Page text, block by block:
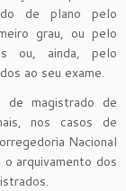
de plano pelo
grau, ou pelo
ou, ainda, pelo
ao seu exame.
magistrado de
nos casos de
Nacional
arquivamento dos